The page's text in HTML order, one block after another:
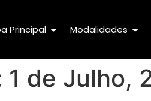
Principal Modalidades
1 de Julho,